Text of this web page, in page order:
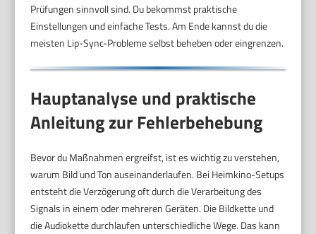
Prüfungen sinnvoll sind. Du bekommst praktische
Einstellungen und einfache Tests. Am Ende kannst du die
meisten Lip-Sync-Probleme selbst beheben oder eingrenzen.
Hauptanalyse und praktische
Anleitung zur Fehlerbehebung
Bevor du Maßnahmen ergreifst, ist es wichtig zu verstehen,
warum Bild und Ton auseinanderlaufen. Bei Heimkino-Setups
entsteht die Verzögerung oft durch die Verarbeitung des
Signals in einem oder mehreren Geräten. Die Bildkette und
die Audiokette durchlaufen unterschiedliche Wege. Das kann